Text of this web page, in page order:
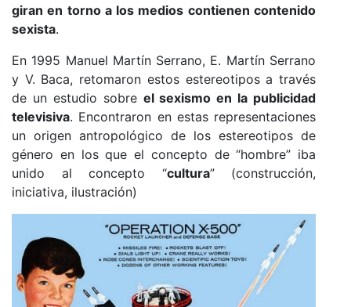
giran en torno a los medios contienen contenido
sexista.
En 1995 Manuel Martín Serrano, E. Martín Serrano
y V. Baca, retomaron estos estereotipos a través
de un estudio sobre el sexismo en la publicidad
televisiva. Encontraron en estas representaciones
un origen antropológico de los estereotipos de
género en los que el concepto de “hombre” iba
unido al concepto “cultura” (construcción,
iniciativa, ilustración)